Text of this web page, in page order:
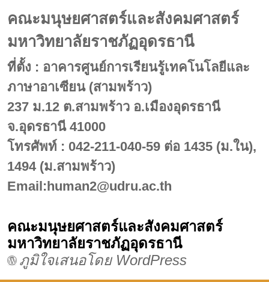
คณะมนุษยศาสตร์และสังคมศาสตร์
มหาวิทยาลัยราชภัฏอุดรธานี
ที่ตั้ง : อาคารศูนย์การเรียนรู้เทคโนโลยีและ
ภาษาอาเซียน (สามพร้าว)
237 ม.12 ต.สามพร้าว อ.เมืองอุดรธานี
จ.อุดรธานี 41000
โทรศัพท์ : 042-211-040-59 ต่อ 1435 (ม.ใน),
1494 (ม.สามพร้าว)
Email:human2@udru.ac.th
คณะมนุษยศาสตร์และสังคมศาสตร์
มหาวิทยาลัยราชภัฏอุดรธานี
ภูมิใจเสนอโดย WordPress